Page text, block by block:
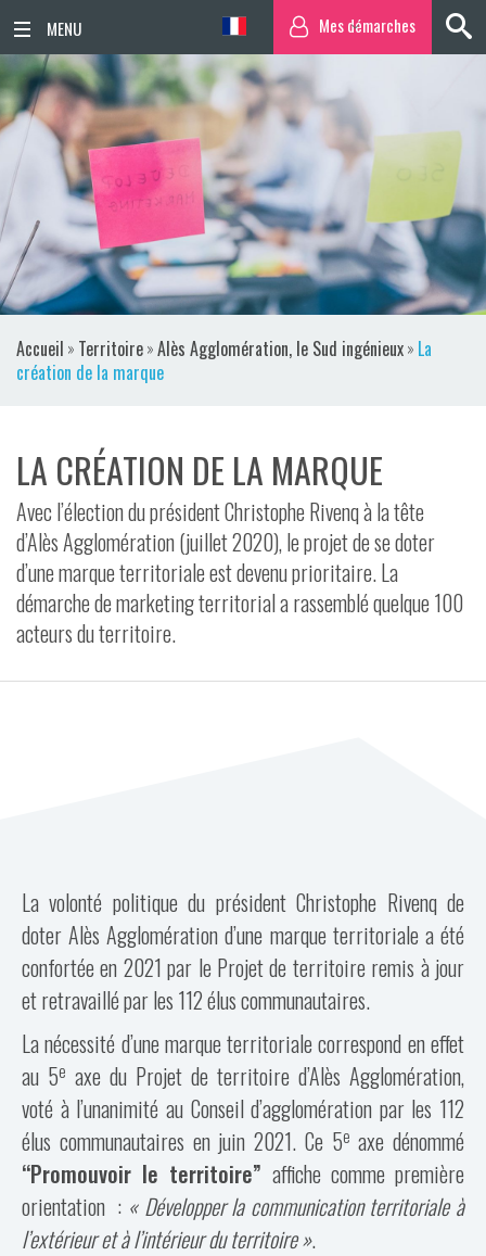
ACCUEIL
ACTUALITÉS
AGENDA
TERRITOIRE
VIE QUOTIDIENNE
SORTIR / BOUGER
ESPACE PRESSE
VIDÉOS
CONTACT
Mes démarches
Accueil » Territoire»Alès Agglomération, le Sud ingénieux» La
création de la marque
LA CRÉATION DE LA MARQUE
Avec l’élection du président Christophe Rivenq à la tête
d’Alès Agglomération (juillet 2020), le projet de se doter
d’une marque territoriale est devenu prioritaire. La
démarche de marketing territorial a rassemblé quelque 100
acteurs du territoire.
La volonté politique du président Christophe Rivenq de
doter Alès Agglomération d’une marque territoriale a été
confortée en 2021 par le Projet de territoire remis à jour
et retravaillé par les 112 élus communautaires.
La nécessité d’une marque territoriale correspond en effet
au 5e axe du Projet de territoire d’Alès Agglomération,
voté à l’unanimité au Conseil d’agglomération par les 112
élus communautaires en juin 2021. Ce 5e axe dénommé
“Promouvoir le territoire” affiche comme première
orientation : « Développer la communication territoriale à
l’extérieur et à l’intérieur du territoire ».